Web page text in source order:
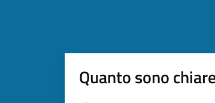
Quanto sono